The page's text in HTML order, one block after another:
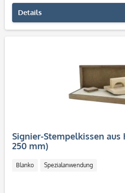
Details
Signier-Stempelkissen aus
250 mm)
Blanko Spezialanwendung